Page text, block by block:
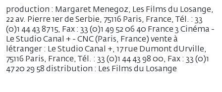
production : Margaret Menegoz, Les Films du Losange,
22 av. Pierre 1er de Serbie, 75116 Paris, France, Tél. : 33
(0)1 44 43 87 15, Fax : 33 (0)1 49 52 06 40 France 3 Cinéma -
Le Studio Canal + - CNC (Paris, France) vente à
létranger : Le Studio Canal +, 17 rue Dumont dUrville,
75116 Paris, France, Tél. : 33 (0)1 44 43 98 00, Fax : 33 (0)1
47 20 29 58 distribution : Les Films du Losange